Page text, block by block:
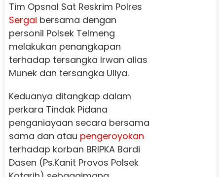
Tim Opsnal Sat Reskrim Polres
Sergai bersama dengan
personil Polsek Telmeng
melakukan penangkapan
terhadap tersangka Irwan alias
Munek dan tersangka Uliya.
Keduanya ditangkap dalam
perkara Tindak Pidana
penganiayaan secara bersama
sama dan atau pengeroyokan
terhadap korban BRIPKA Bardi
Dasen (Ps.Kanit Provos Polsek